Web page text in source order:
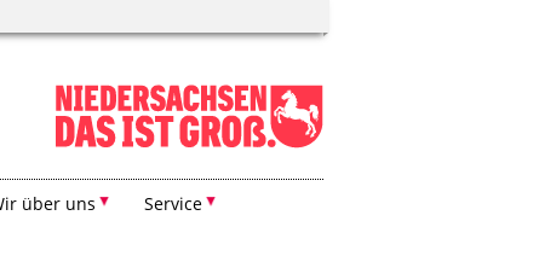
über uns Service